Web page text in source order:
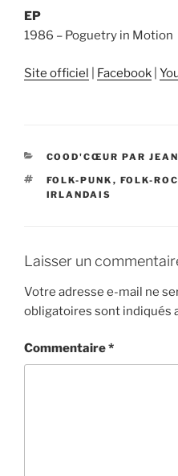
EP
1986 – Poguetry in Motion
Site officiel Facebook
CATÉGORIES
COOD'CŒUR PAR
ÉTIQUETTES
FOLK-PUNK , FOLK-
IRLANDAIS
Laisser un
Votre adresse e-mail ne
obligatoires sont indiqués
Commentaire*